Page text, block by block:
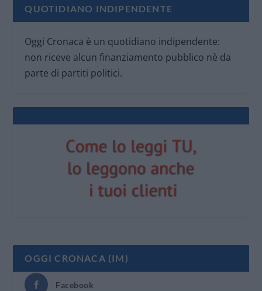
QUOTIDIANO INDIPENDENTE
Oggi Cronaca è un quotidiano indipendente:
non riceve alcun finanziamento pubblico nè da
parte di partiti politici.
OGGI CRONACA (IM)
Facebook